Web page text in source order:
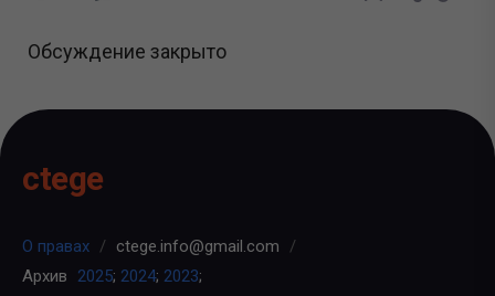
Обсуждение закрыто
ctege
О правах / ctege.info@gmail.com
/
Архив
2025; 2024; 2023;